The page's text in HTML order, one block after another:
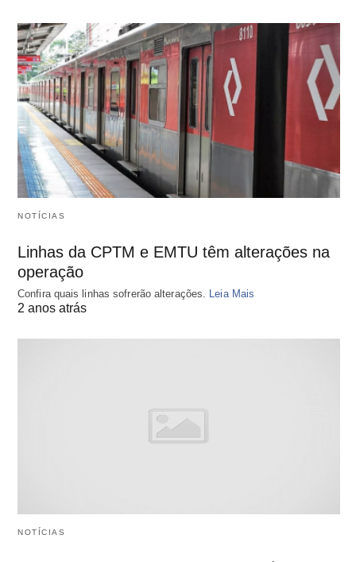
NOTÍCIAS
Linhas da CPTM e EMTU têm alterações na
operação
Confira quais linhas sofrerão alterações. Leia Mais
2 anos atrás
NOTÍCIAS